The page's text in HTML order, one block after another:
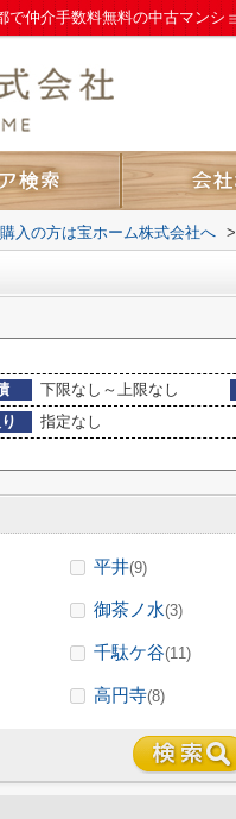
入の方は宝ホーム株式会社へ >
下限なし～上限なし
指定なし
平井(9)
御茶ノ水(3)
千駄ケ谷(11)
高円寺(8)